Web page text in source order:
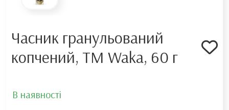
Часник гранульований
копчений, TM Waka, 60 г
В наявності